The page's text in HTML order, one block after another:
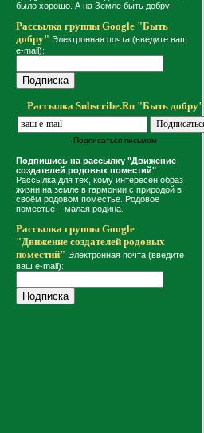
было хорошо. А на Земле быть добру!
Рассылка группы Google "Быть
добру" Электронная почта (введите ваш
e-mail):
Рассылка Subscribe.Ru "Быть добру"
Подписаться письмом
Подпишись на рассылку "Движение
создателей родовых поместий"
Рассылка для тех, кому интересен образ
жизни на земле в гармонии с природой в
своём родовом поместье. Родовое
поместье – малая родина.
Рассылка группы Google
"Движение создателей родовых
поместий" Электронная почта (введите
ваш e-mail):